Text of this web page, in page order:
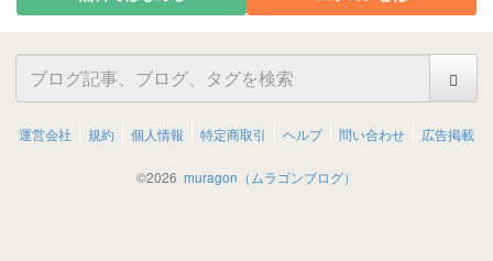
運営会社 規約 個人情報 特定商取引 ヘルプ 問い合わせ 広告掲載
©2026 muragon（ムラゴンブログ）